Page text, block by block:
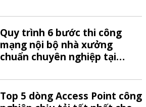
Quy trình 6 bước thi công
mạng nội bộ nhà xưởng
chuẩn chuyên nghiệp tại
Top 5 dòng Access Point công